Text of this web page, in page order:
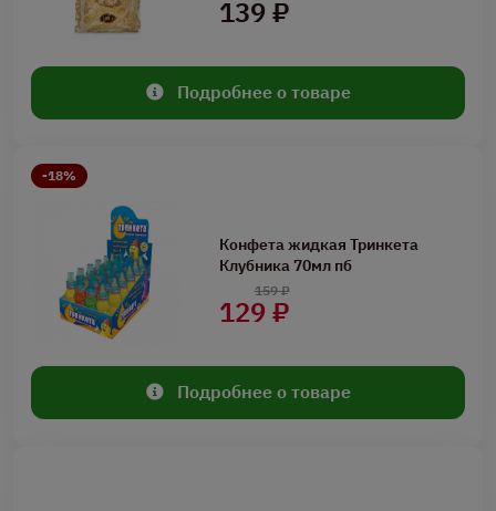
139 ₽
Подробнее о товаре
-18%
Конфета жидкая Тринкета
Клубника 70мл пб
129 ₽
159 ₽
Подробнее о товаре